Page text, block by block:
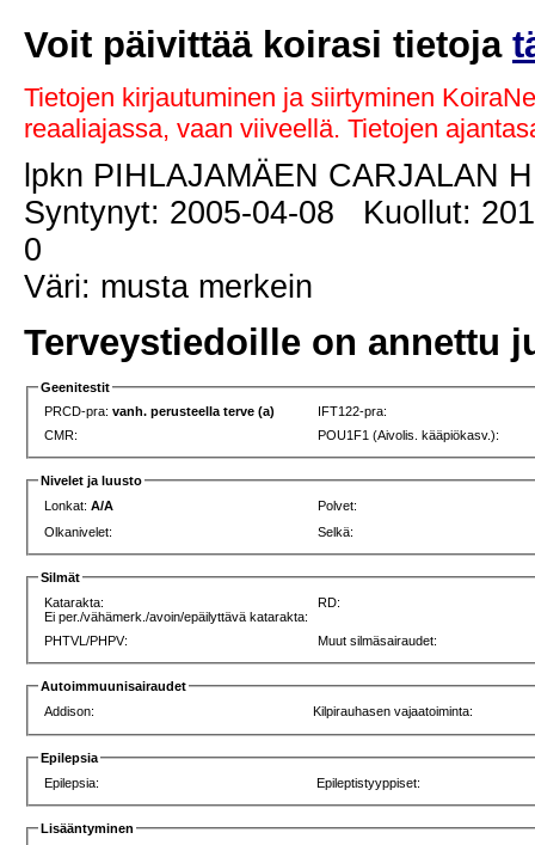
Voit päivittää koirasi tietoja
Tietojen kirjautuminen ja siirtyminen
reaaliajassa, vaan viiveellä. Tietojen
lpkn PIHLAJAMÄEN CARJALAN
Syntynyt: 2005-04-08 Kuollut:
0
Väri: musta merkein
Terveystiedoille on annettu
Geenitestit
PRCD-pra:vanh. perusteella terve (a)
IFT122-pra:
CMR:
POU1F1 (Aivolis. kääpiökasv.):
Nivelet ja luusto
Lonkat:A/A
Polvet:
Olkanivelet:
Selkä:
Silmät
Katarakta:
Ei per./vähämerk./avoin/epäilyttävä katarakta:
RD:
PHTVL/PHPV: Muut silmäsairaudet:
Autoimmuunisairaudet
Addison:
Kilpirauhasen vajaatoiminta:
Epilepsia
Epilepsia:
Epileptistyyppiset:
Lisääntyminen